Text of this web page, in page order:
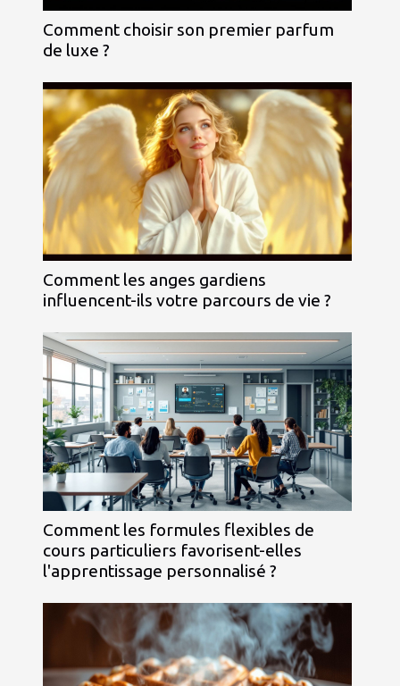
Comment choisir son premier parfum
de luxe ?
Comment les anges gardiens
influencent-ils votre parcours de vie ?
Comment les formules flexibles de
cours particuliers favorisent-elles
l'apprentissage personnalisé ?